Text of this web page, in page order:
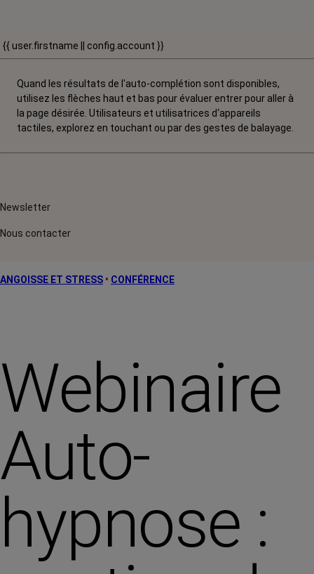
{{ user.firstname || config.account }}
Quand les résultats de l'auto-complétion sont disponibles,
utilisez les flèches haut et bas pour évaluer entrer pour aller à
la page désirée. Utilisateurs et utilisatrices d‘appareils
tactiles, explorez en touchant ou par des gestes de balayage.
Newsletter
Nous contacter
ANGOISSE ET STRESS • CONFÉRENCE
Webinaire
Auto-
hypnose :